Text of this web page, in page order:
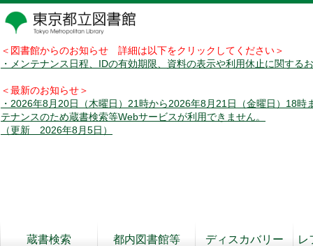
＜図書館からのお知らせ 詳細は以下をクリックしてください＞
・メンテナンス日程、IDの有効期限、資料の表示や利用休止に関する
＜最新のお知らせ＞
・2026年8月20日（木曜日）21時から2026年8月21日（金曜日）18時
テナンスのため蔵書検索等Webサービスが利用できません。
（更新 2026年8月5日）
蔵書検索
都内図書館等
ディスカバリー
レ